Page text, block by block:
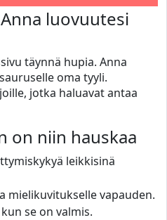
luovuutesi
täynnä hupia. Anna
oma tyyli.
jotka haluavat antaa
on niin hauskaa
leikkisinä
mielikuvitukselle vapauden.
se on valmis.